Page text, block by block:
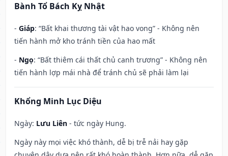
Bành Tổ Bách Kỵ Nhật
- Giáp: “Bất khai thương tài vật hao vong” - Không nên
tiến hành mở kho tránh tiền của hao mất
- Ngọ: “Bất thiêm cái thất chủ canh trương” - Không nên
tiến hành lợp mái nhà để tránh chủ sẽ phải làm lại
Khổng Minh Lục Diệu
Ngày: Lưu Liên - tức ngày Hung.
Ngày này mọi việc khó thành, dễ bị trễ nải hay gặp